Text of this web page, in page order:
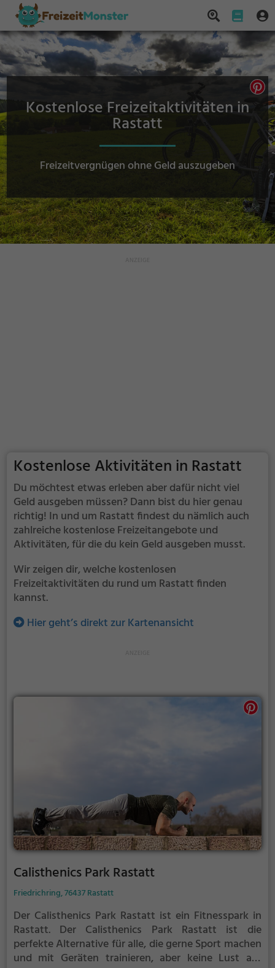
Kostenlose Freizeitaktivitäten in
Rastatt
Freizeitvergnügen ohne Geld auszugeben
Kostenlose Aktivitäten in Rastatt
Du möchtest etwas erleben aber dafür nicht viel
Geld ausgeben müssen? Dann bist du hier genau
richtig! In und um Rastatt findest du nämlich auch
zahlreiche kostenlose Freizeitangebote und
Aktivitäten, für die du kein Geld ausgeben musst.
Wir zeigen dir, welche kostenlosen
Freizeitaktivitäten du rund um Rastatt finden
kannst.
Hier geht’s direkt zur Kartenansicht
Calisthenics Park Rastatt
Friedrichring, 76437 Rastatt
Der Calisthenics Park Rastatt ist ein Fitnesspark in
Rastatt. Der Calisthenics Park Rastatt ist die
perfekte Alternative für alle, die gerne Sport machen
und mit Geräten trainieren, aber keine Lust auf